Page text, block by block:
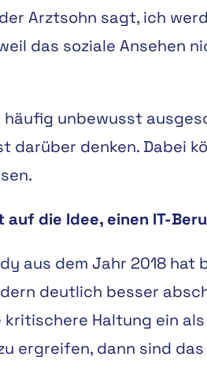
Arztsohn sagt, ich
das soziale Ansehen
unbewusst
darüber denken. Dabei
die Idee, einen IT-
aus dem Jahr 2018 hat
deutlich besser
Haltung ein als
ergreifen, dann sind